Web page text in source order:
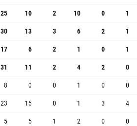
25 10 2 10 0
1
30 13 3 6 2
1
17 6 2 1 0
1
31 11 2 4 2
0
8 0 0 1 0
0
23 15 0 1 3
4
5 5 1 2 0
0